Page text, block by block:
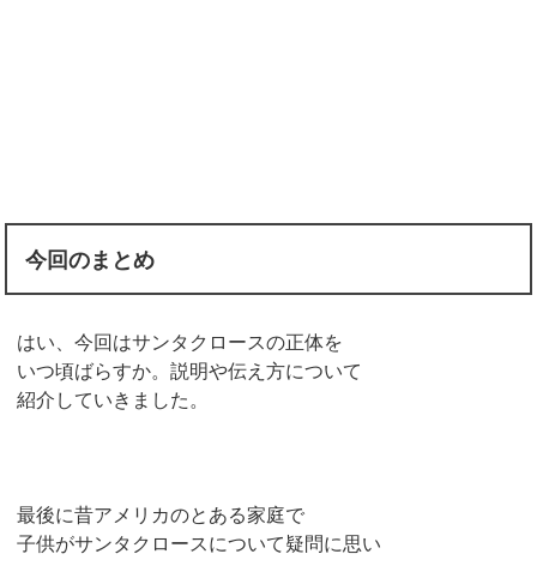
今回のまとめ
はい、今回はサンタクロースの正体を
いつ頃ばらすか。説明や伝え方について
紹介していきました。
最後に昔アメリカのとある家庭で
子供がサンタクロースについて疑問に思い